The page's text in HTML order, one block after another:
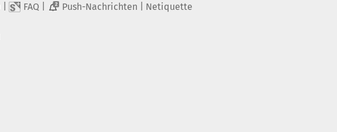
FAQ 2 Push-Nachrichten Netiquette